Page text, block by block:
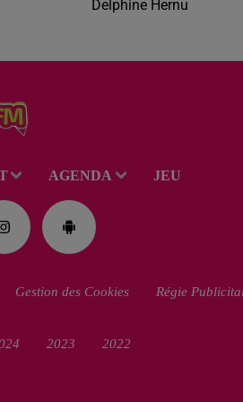
Delphine Hernu
AGENDA JEU
Gestion des Cookies Régie
2023 2022